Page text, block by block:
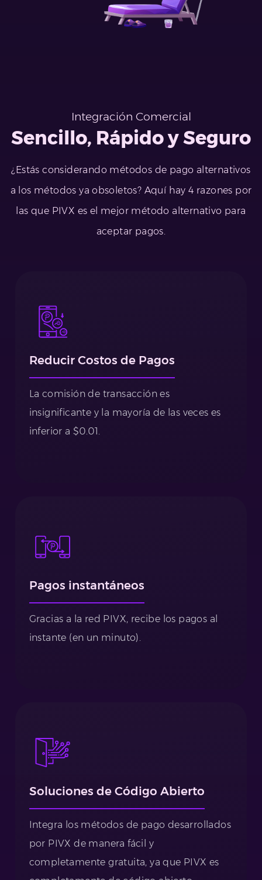
Integración Comercial
Sencillo, Rápido y Seguro
¿Estás considerando métodos de pago alternativos
a los métodos ya obsoletos? Aquí hay 4 razones por
las que PIVX es el mejor método alternativo para
aceptar pagos.
Reducir Costos de Pagos
La comisión de transacción es
insignificante y la mayoría de las veces es
inferior a $0.01.
Pagos instantáneos
Gracias a la red PIVX, recibe los pagos al
instante (en un minuto).
Soluciones de Código Abierto
Integra los métodos de pago desarrollados
por PIVX de manera fácil y
completamente gratuita, ya que PIVX es